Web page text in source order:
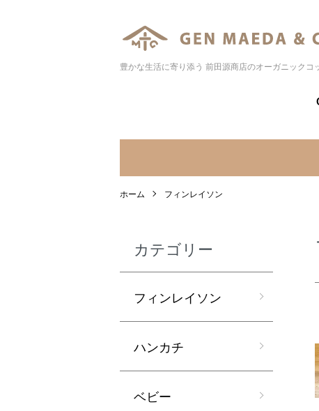
豊かな生活に寄り添う 前田源商店のオーガニックコ
ホーム フィンレイソン
カテゴリー
フィンレイソン
ハンカチ
ベビー